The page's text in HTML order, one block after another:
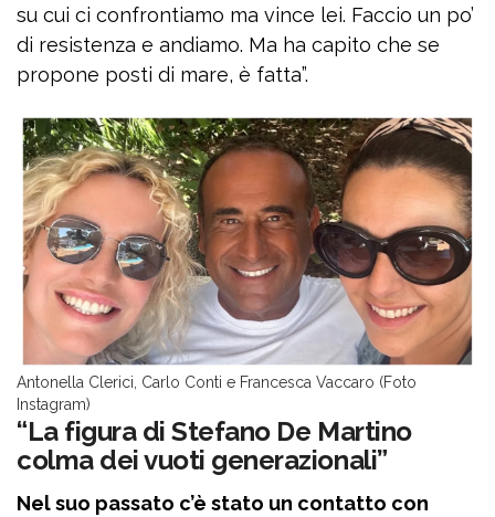
su cui ci confrontiamo ma vince lei. Faccio un po’
di resistenza e andiamo. Ma ha capito che se
propone posti di mare, è fatta”.
Antonella Clerici, Carlo Conti e Francesca Vaccaro (Foto
Instagram)
“La figura di Stefano De Martino
colma dei vuoti generazionali”
Nel suo passato c’è stato un contatto con